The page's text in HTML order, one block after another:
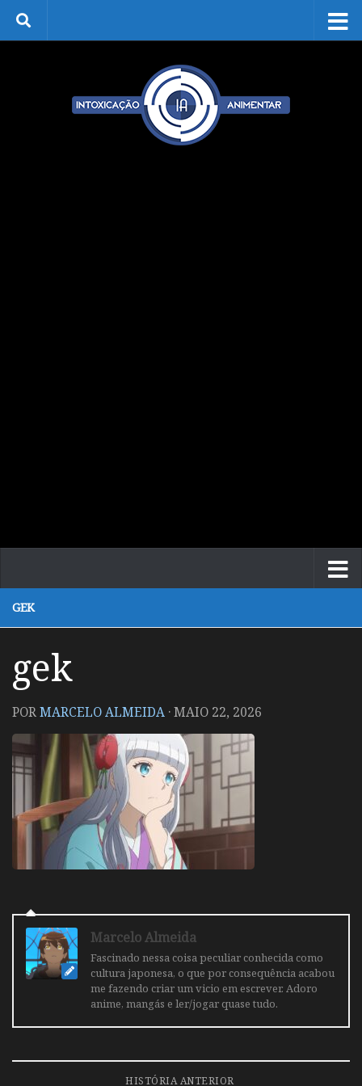
Skip to content
GEK
gek
PORMARCELO ALMEIDA ·MAIO 22, 2026
Marcelo Almeida
Fascinado nessa coisa peculiar conhecida como
cultura japonesa, o que por consequência acabou
me fazendo criar um vicio em escrever. Adoro
anime, mangás e ler/jogar quase tudo.
HISTÓRIA ANTERIOR